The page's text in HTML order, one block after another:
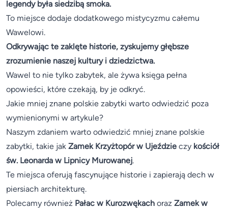
legendy była siedzibą smoka.
To miejsce dodaje dodatkowego mistycyzmu całemu
Wawelowi.
Odkrywając te zaklęte historie, zyskujemy głębsze
zrozumienie naszej kultury i dziedzictwa.
Wawel to nie tylko zabytek, ale żywa księga pełna
opowieści, które czekają, by je odkryć.
Jakie mniej znane polskie zabytki warto odwiedzić poza
wymienionymi w artykule?
Naszym zdaniem warto odwiedzić mniej znane polskie
zabytki, takie jak Zamek Krzyżtopór w Ujeździe czy kościół
św. Leonarda w Lipnicy Murowanej.
Te miejsca oferują fascynujące historie i zapierają dech w
piersiach architekturę.
Polecamy również Pałac w Kurozwękach oraz Zamek w